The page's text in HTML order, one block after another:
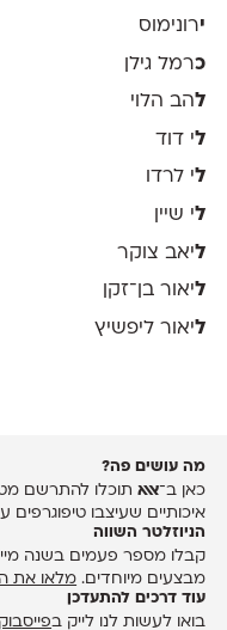
ירונימוס
כרמל גילן
להב הלוי
לי דוד
לי לרדו
לי שיין
ליאב צוקר
ליאור בן־זקן
ליאור ליפשיץ
מה עושים פה?
כאן ב־אאאתוכלו להתרשם
איכותיים שעיצבו טיפוגרפים
הניוזלטר השווה
קבלו מספר פעמים בשנה
מבצעים מיוחדים. מלאו את
עוד דרכים להתעדכן
בואו לעשות לנו לייק בפייסבוק